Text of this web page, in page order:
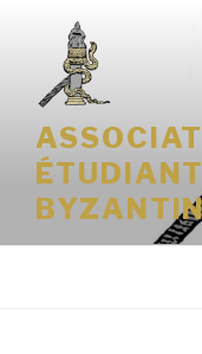
contenu
principal